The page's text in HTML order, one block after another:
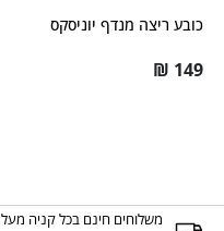
כובע ריצה מנדף יוניסקס
₪ 149
משלוחים חינם בכל קניה מעל 299 ₪